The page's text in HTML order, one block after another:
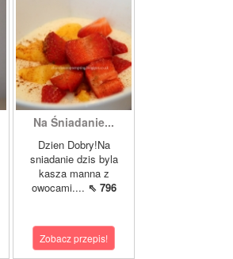
Na Śniadanie...
Dzien Dobry!Na
sniadanie dzis byla
kasza manna z
owocami.... ⇖ 796
Zobacz przepis!